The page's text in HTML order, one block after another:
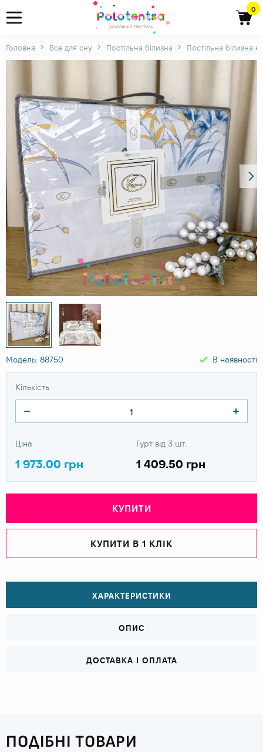
0
Головна Все для сну Постільна білизна Постільна білизна
Модель: 88750 В наявності
Кількість:
Ціна
1 973.00 грн
Гурт від 3 шт.
1 409.50 грн
КУПИТИ
КУПИТИ В 1 КЛІК
ХАРАКТЕРИСТИКИ
ОПИС
ДОСТАВКА І ОПЛАТА
ПОДІБНІ ТОВАРИ